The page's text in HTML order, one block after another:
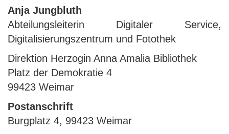
Anja Jungbluth
Abteilungsleiterin Digitaler Service,
Digitalisierungszentrum und Fotothek
Direktion Herzogin Anna Amalia Bibliothek
Platz der Demokratie 4
99423 Weimar
Postanschrift
Burgplatz 4, 99423 Weimar